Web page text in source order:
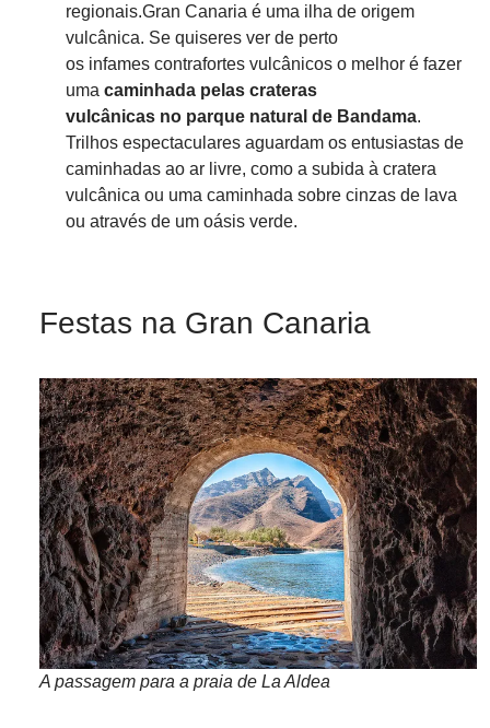
regionais.Gran Canaria é uma ilha de origem
vulcânica. Se quiseres ver de perto
os infames contrafortes vulcânicos o melhor é fazer
uma caminhada pelas crateras
vulcânicas no parque natural de Bandama.
Trilhos espectaculares aguardam os entusiastas de
caminhadas ao ar livre, como a subida à cratera
vulcânica ou uma caminhada sobre cinzas de lava
ou através de um oásis verde.
Festas na Gran Canaria
A passagem para a praia de La Aldea